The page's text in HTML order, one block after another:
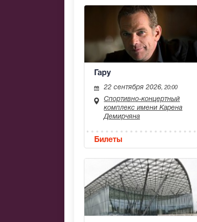
Гару
22 сентября 2026, 20:00
Спортивно-концертный
комплекс имени Карена
Демирчяна
Билеты